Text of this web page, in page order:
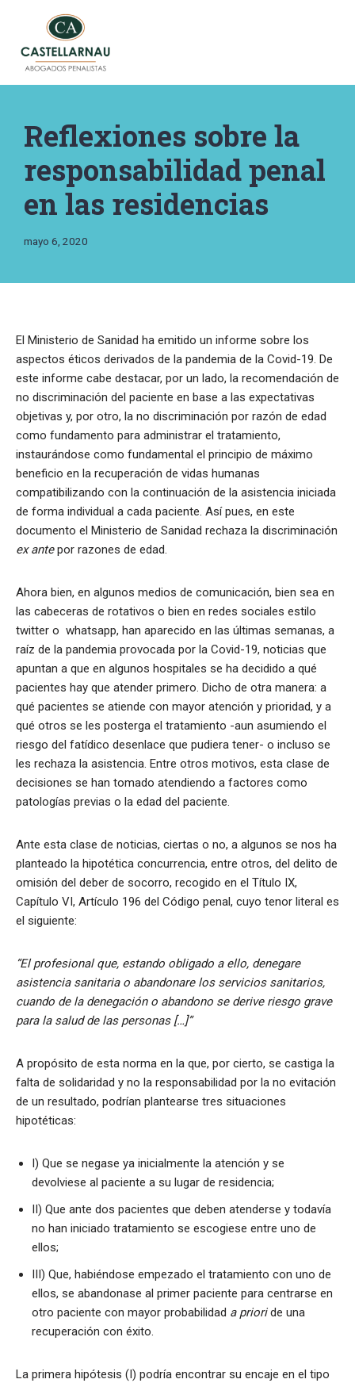
Reflexiones sobre la
responsabilidad penal
en las residencias
mayo 6, 2020
El Ministerio de Sanidad ha emitido un informe sobre los
aspectos éticos derivados de la pandemia de la Covid-19. De
este informe cabe destacar, por un lado, la recomendación de
no discriminación del paciente en base a las expectativas
objetivas y, por otro, la no discriminación por razón de edad
como fundamento para administrar el tratamiento,
instaurándose como fundamental el principio de máximo
beneficio en la recuperación de vidas humanas
compatibilizando con la continuación de la asistencia iniciada
de forma individual a cada paciente. Así pues, en este
documento el Ministerio de Sanidad rechaza la discriminación
ex antepor razones de edad.
Ahora bien, en algunos medios de comunicación, bien sea en
las cabeceras de rotativos o bien en redes sociales estilo
twitter o whatsapp, han aparecido en las últimas semanas, a
raíz de la pandemia provocada por la Covid-19, noticias que
apuntan a que en algunos hospitales se ha decidido a qué
pacientes hay que atender primero. Dicho de otra manera: a
qué pacientes se atiende con mayor atención y prioridad, y a
qué otros se les posterga el tratamiento -aun asumiendo el
riesgo del fatídico desenlace que pudiera tener- o incluso se
les rechaza la asistencia. Entre otros motivos, esta clase de
decisiones se han tomado atendiendo a factores como
patologías previas o la edad del paciente.
Ante esta clase de noticias, ciertas o no, a algunos se nos ha
planteado la hipotética concurrencia, entre otros, del delito de
omisión del deber de socorro, recogido en el Título IX,
Capítulo VI, Artículo 196 del Código penal, cuyo tenor literal es
el siguiente:
“El profesional que, estando obligado a ello, denegare
asistencia sanitaria o abandonare los servicios sanitarios,
cuando de la denegación o abandono se derive riesgo grave
para la salud de las personas […]”
A propósito de esta norma en la que, por cierto, se castiga la
falta de solidaridad y no la responsabilidad por la no evitación
de un resultado, podrían plantearse tres situaciones
hipotéticas:
I) Que se negase ya inicialmente la atención y se
devolviese al paciente a su lugar de residencia;
II) Que ante dos pacientes que deben atenderse y todavía
no han iniciado tratamiento se escogiese entre uno de
ellos;
III) Que, habiéndose empezado el tratamiento con uno de
ellos, se abandonase al primer paciente para centrarse en
otro paciente con mayor probabilidad a prioride una
recuperación con éxito.
La primera hipótesis (I) podría encontrar su encaje en el tipo